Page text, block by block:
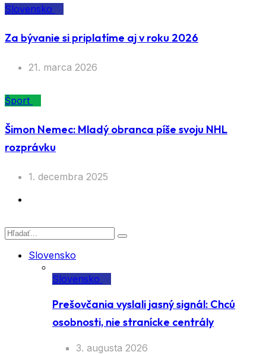
Slovensko
Za bývanie si priplatíme aj v roku 2026
21. marca 2026
Šport
Šimon Nemec: Mladý obranca píše svoju NHL
rozprávku
1. decembra 2025
Slovensko
Slovensko
Prešovčania vyslali jasný signál: Chcú
osobnosti, nie stranícke centrály
3. augusta 2026